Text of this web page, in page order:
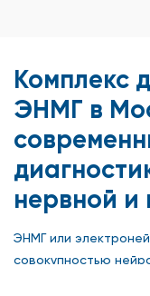
Комплекс
ЭНМГ в
нервной
ЭНМГ или
совокупностью